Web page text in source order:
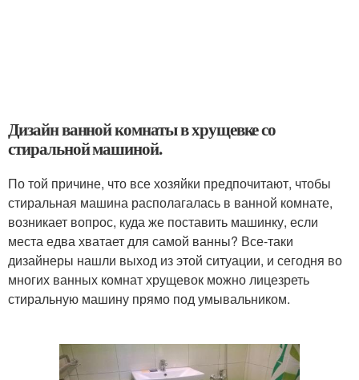
Дизайн ванной комнаты в хрущевке со
стиральной машиной.
По той причине, что все хозяйки предпочитают, чтобы
стиральная машина располагалась в ванной комнате,
возникает вопрос, куда же поставить машинку, если
места едва хватает для самой ванны? Все-таки
дизайнеры нашли выход из этой ситуации, и сегодня во
многих ванных комнат хрущевок можно лицезреть
стиральную машину прямо под умывальником.